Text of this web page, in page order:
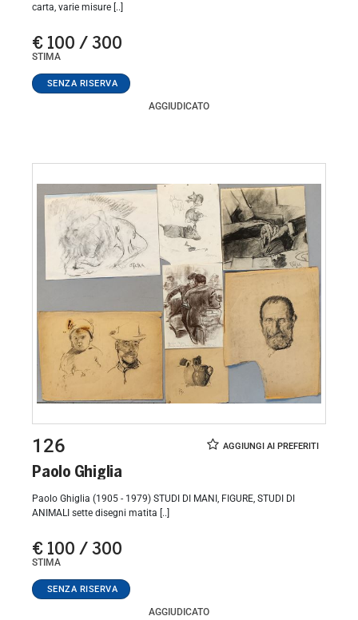
carta, varie misure [..]
€ 100 / 300
STIMA
AGGIUDICATO
126
Paolo Ghiglia
Paolo Ghiglia (1905 - 1979) STUDI DI MANI, FIGURE, STUDI DI
ANIMALI sette disegni matita [..]
€ 100 / 300
STIMA
AGGIUDICATO